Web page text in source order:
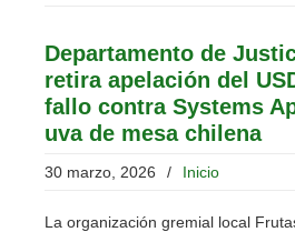
Departamento de
retira apelación del
fallo contra Systems
uva de mesa chilena
30 marzo, 2026 / Inicio
La organización gremial local